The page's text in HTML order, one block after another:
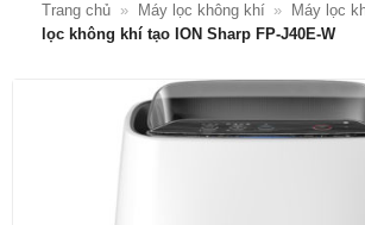
Trang chủ » Máy lọc không khí » Máy lọc
lọc không khí tạo ION Sharp FP-J40E-W